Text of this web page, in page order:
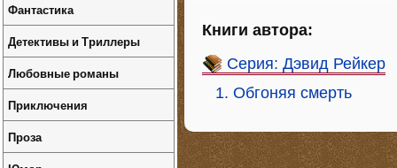
Книги автора:
Серия: Дэвид Рейкер
1. Обгоняя смерть
Фантастика
Детективы и Триллеры
Любовные романы
Приключения
Проза